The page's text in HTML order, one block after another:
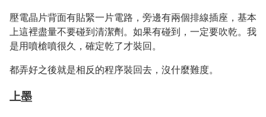
壓電晶片背面有貼緊一片電路，旁邊有兩個排線插座，基本
上這裡盡量不要碰到清潔劑。如果有碰到，一定要吹乾。我
是用噴槍噴很久，確定乾了才裝回。
都弄好之後就是相反的程序裝回去，沒什麼難度。
上墨